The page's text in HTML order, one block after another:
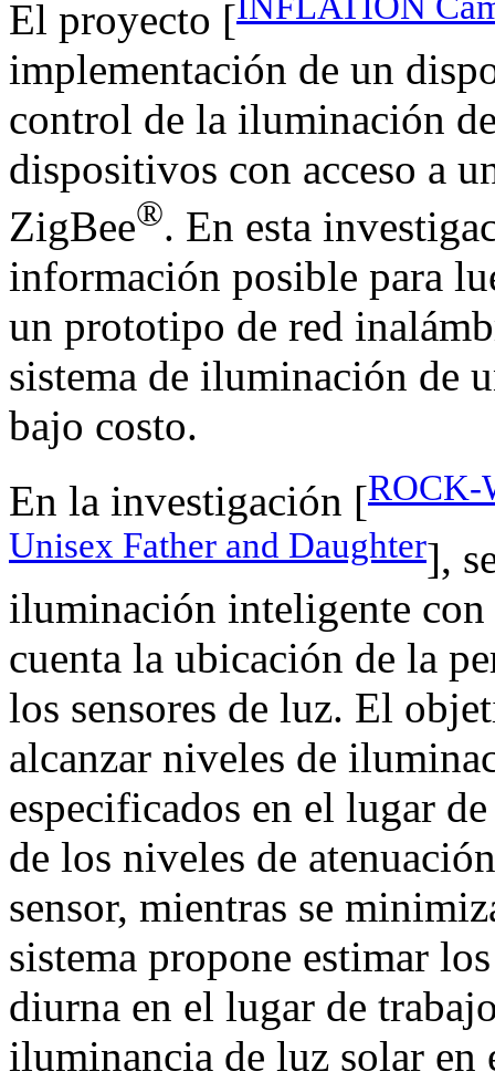
El proyecto [
implementación de un
control de la iluminación
dispositivos con acceso a
ZigBee®. En esta
información posible para
un prototipo de red
sistema de iluminación de
bajo costo.
En la investigación [ROCK-
Unisex Father and Daughter],
iluminación inteligente
cuenta la ubicación de la
los sensores de luz. El
alcanzar niveles de
especificados en el lugar
de los niveles de
sensor, mientras se
sistema propone estimar
diurna en el lugar de
iluminancia de luz solar en